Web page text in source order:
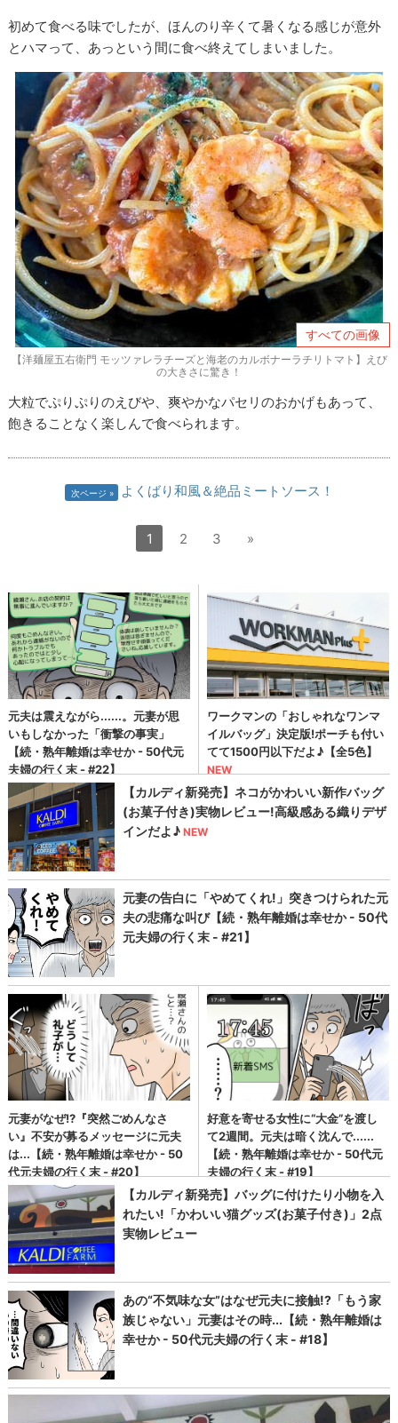
初めて食べる味でしたが、ほんのり辛くて暑くなる感じが意外
とハマって、あっという間に食べ終えてしまいました。
すべての画像
【洋麺屋五右衛門 モッツァレラチーズと海老のカルボナーラチリトマト】えび
の大きさに驚き！
大粒でぷりぷりのえびや、爽やかなパセリのおかげもあって、
飽きることなく楽しんで食べられます。
次ページ よくばり和風＆絶品ミートソース！
1 2 3 »